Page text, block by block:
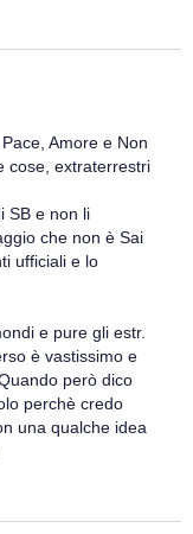
Amore e Non
cose, extraterrestri
SB e non li
che non è Sai
ufficiali e lo
e pure gli estr.
è vastissimo e
però dico
perchè credo
una qualche idea